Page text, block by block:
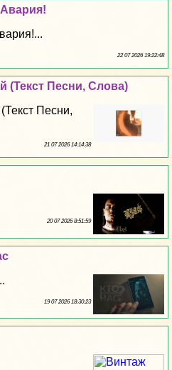
22 07 2026 19:22:48
(Текст Песни, Слова)
Песни,
21 07 2026 14:14:38
20 07 2026 8:51:59
19 07 2026 18:30:23